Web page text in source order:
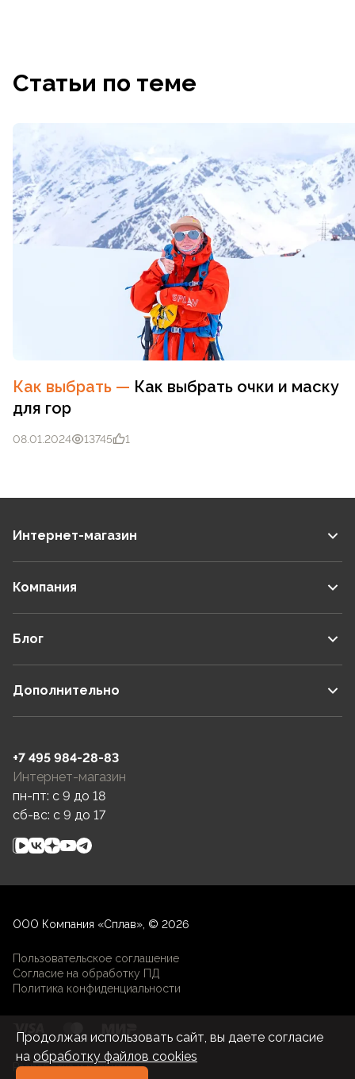
Статьи по теме
Как выбрать — Как выбрать очки и маску
для гор
08.01.2024 13745 1
Интернет-магазин
Компания
Блог
Дополнительно
+7 495 984-28-83
Интернет-магазин
пн-пт: c 9 до 18
сб-вс: c 9 до 17
ООО Компания «Сплав», © 2026
Пользовательское соглашение
Согласие на обработку ПД
Политика конфиденциальности
Разработка и развитие
Продолжая использовать сайт, вы даете согласие
на обработку файлов cookies